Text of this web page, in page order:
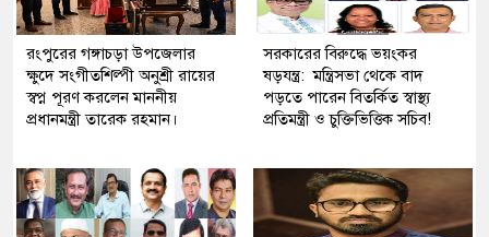
রংপুরের গঙ্গাচড়া উপজেলার
ক্ষুদে সংগীতশিল্পী অনুশ্রী রায়ের
স্বপ্ন পূরণ করলেন মাননীয়
প্রধানমন্ত্রী তারেক রহমান।
সরকারের বিরুদ্ধে ভয়ংকর
ষড়যন্ত্র: মন্ত্রিসভা থেকে বাদ
পড়তে পারেন বিতর্কিত স্বাস্থ্য
প্রতিমন্ত্রী ও চুক্তিভিত্তিক সচিব!